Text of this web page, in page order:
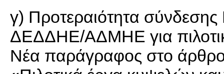
γ) Προτεραιότητα
ΔΕΔΔΗΕ/ΑΔΜΗΕ για
Νέα παράγραφος στο